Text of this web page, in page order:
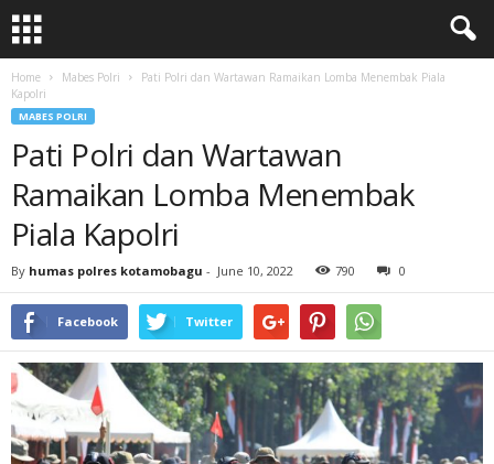
Home Mabes Polri
Pati Polri dan Wartawan Ramaikan Lomba Menembak Piala
Kapolri
MABES POLRI
Pati Polri dan Wartawan
Ramaikan Lomba Menembak
Piala Kapolri
By humas polres kotamobagu - June 10, 2022 790 0
Facebook Twitter